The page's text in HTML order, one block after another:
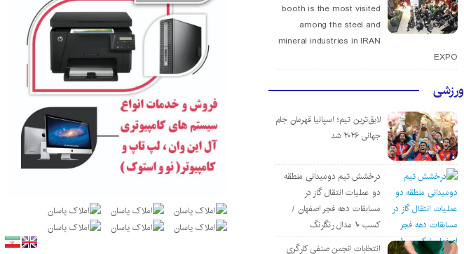
booth is the most visited
among the steel and
mineral industries in IRAN
EXPO
ورزشی
لایق‌ترین تیم؛ اسپانیا قهرمان جام
جهانی ۲۰۲۶ شد
درخشش تیم دومیدانی منطقه
دو عملیات انتقال گاز در
مسابقات دهه فجر اصفهان /
کسب ۱۰ مدال رنگارنگ
انتخابات انجمن صنفی کارگری